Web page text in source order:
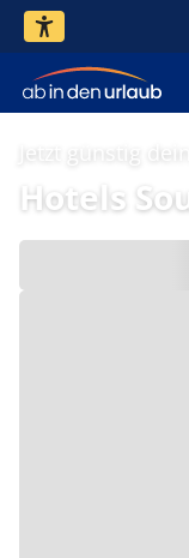
Jetzt günstig
Hotels